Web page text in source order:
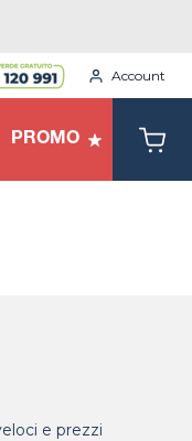
Account
PROMO
e prezzi